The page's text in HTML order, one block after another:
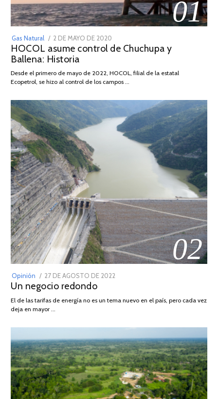
01
Gas Natural
POSTED
ON
2 DE MAYO DE 2020
DE
2026
HOCOL asume control de Chuchupa y
Ballena: Historia
Desde el primero de mayo de 2022, HOCOL, filial de la estatal
Ecopetrol, se hizo al control de los campos …
02
Opinión
POSTED
ON
27 DE AGOSTO DE 2022
DE
Un negocio redondo
El de las tarifas de energía no es un tema nuevo en el país, pero cada vez
deja en mayor …